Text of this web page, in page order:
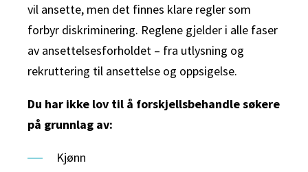
vil ansette, men det finnes klare regler som
forbyr diskriminering. Reglene gjelder i alle faser
av ansettelsesforholdet – fra utlysning og
rekruttering til ansettelse og oppsigelse.
Du har ikke lov til å forskjellsbehandle søkere
på grunnlag av:
Kjønn